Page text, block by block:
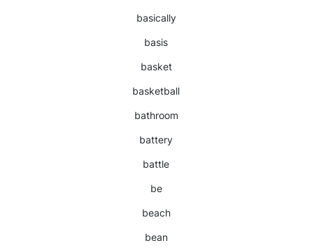
basically
basis
basket
basketball
bathroom
battery
battle
be
beach
bean